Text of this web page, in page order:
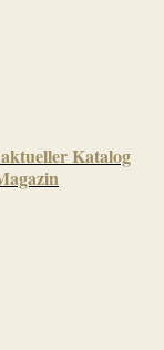
Katalog